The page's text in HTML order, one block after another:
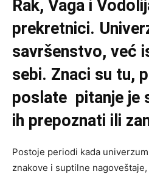
Rak, Vaga i
prekretnici.
savršenstvo, već
sebi. Znaci su tu,
poslate pitanje je
ih prepoznati ili
Postoje periodi kada
znakove i suptilne